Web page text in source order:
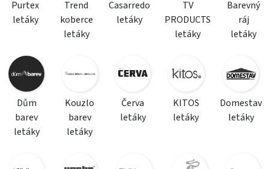
Purtex
letáky
Trend
koberce
letáky
Casarredo
letáky
TV
PRODUCTS
letáky
Barevný
ráj
letáky
Dům
barev
letáky
Kouzlo
barev
letáky
Červa
letáky
KITOS
letáky
Domestav
letáky